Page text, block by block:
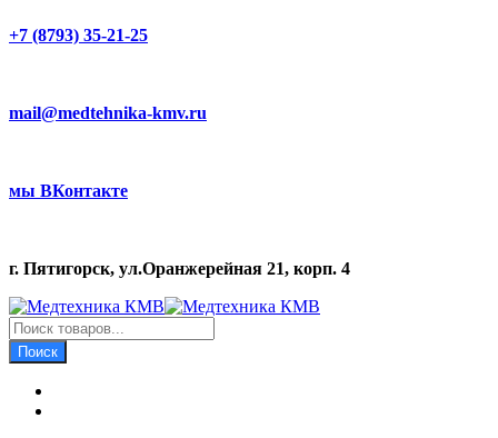
+7 (8793) 35-21-25
mail@medtehnika-kmv.ru
мы ВКонтакте
г. Пятигорск, ул.Оранжерейная 21, корп. 4
Поиск
товаров
Поиск